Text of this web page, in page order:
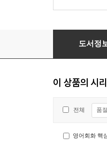
영어회화 핵심
도서정
이 상품의 시
전체 품
영어회화 핵